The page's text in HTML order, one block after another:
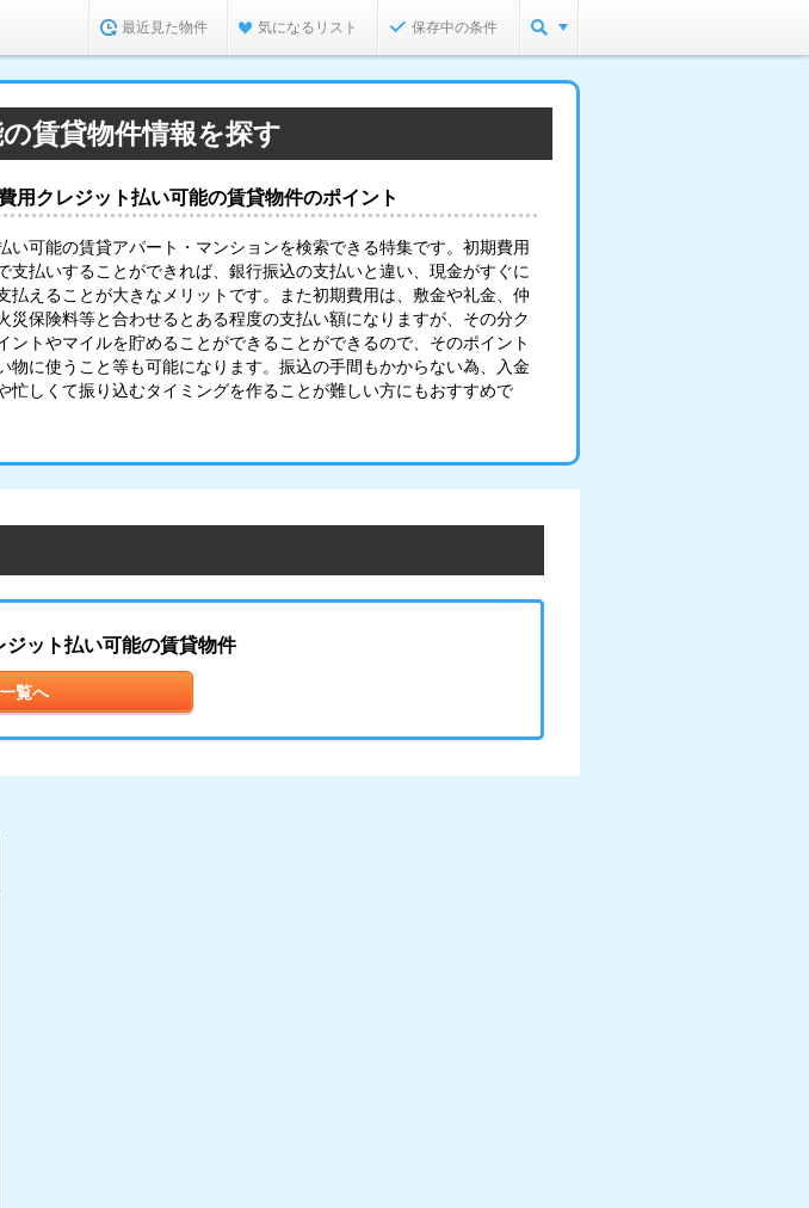
最近見た物件 気になるリスト 保存中の条件
賃貸物件情報を探す
用クレジット払い可能の賃貸物件のポイント
い可能の賃貸アパート・マンションを検索できる特集です。初期費用
支払いすることができれば、銀行振込の支払いと違い、現金がすぐに
払えることが大きなメリットです。また初期費用は、敷金や礼金、仲
災保険料等と合わせるとある程度の支払い額になりますが、その分ク
ントやマイルを貯めることができることができるので、そのポイント
物に使うこと等も可能になります。振込の手間もかからない為、入金
忙しくて振り込むタイミングを作ることが難しい方にもおすすめで
ット払い可能の賃貸物件
覧へ